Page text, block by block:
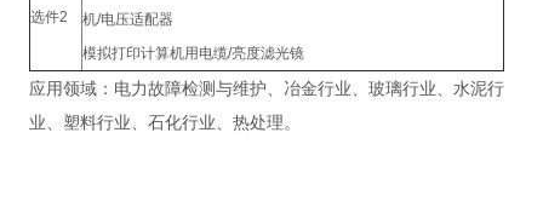
选件2
机/电压适配器
模拟打印计算机用电缆/亮度滤光镜
应用领域：电力故障检测与维护、冶金行业、玻璃行业、水泥行
业、塑料行业、石化行业、热处理。